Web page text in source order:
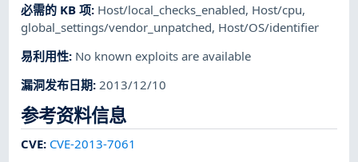
必需的 KB 项: Host/local_checks_enabled, Host/cpu,
global_settings/vendor_unpatched, Host/OS/identifier
易利用性: No known exploits are available
漏洞发布日期:2013/12/10
参考资料信息
CVE: CVE-2013-7061